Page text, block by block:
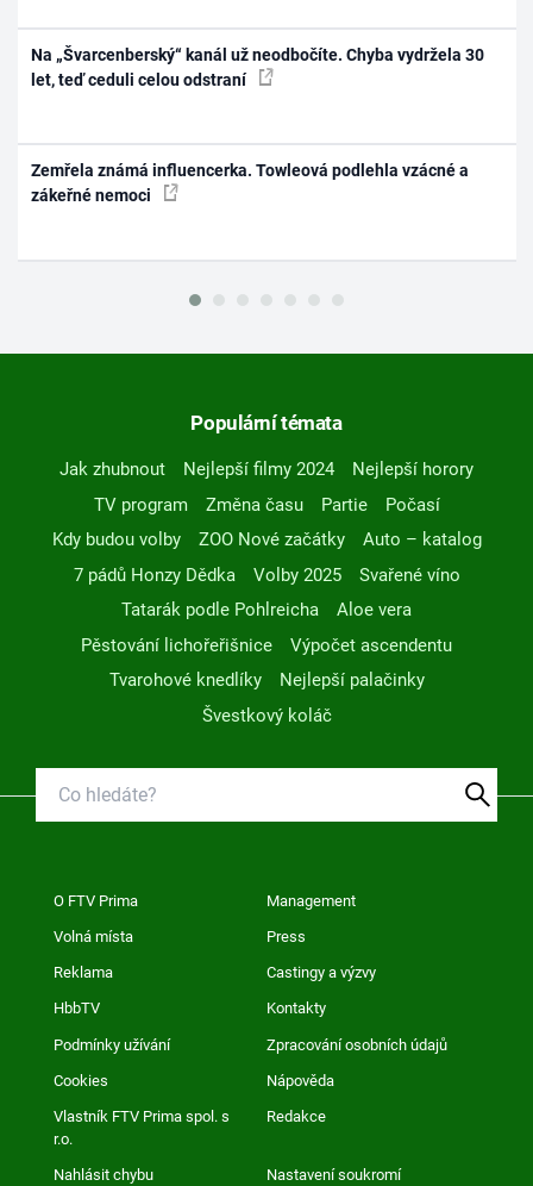
Na „Švarcenberský“ kanál už neodbočíte. Chyba vydržela 30
let, teď ceduli celou odstraní
Zemřela známá influencerka. Towleová podlehla vzácné a
zákeřné nemoci
Populární témata
Jak zhubnout Nejlepší filmy 2024
Nejlepší horory
TV program
Změna času Partie
Počasí
Kdy budou volby
ZOO Nové začátky
Auto – katalog
7 pádů Honzy Dědka
Volby 2025
Svařené víno
Tatarák podle Pohlreicha
Aloe vera
Pěstování lichořeřišnice
Výpočet ascendentu
Tvarohové knedlíky
Nejlepší palačinky
Švestkový koláč
O FTV Prima Management
Volná místa Press
Reklama Castingy a výzvy
HbbTV Kontakty
Podmínky užívání Zpracování osobních údajů
Cookies Nápověda
Vlastník FTV Prima spol. s
r.o.
Redakce
Nahlásit chybu Nastavení soukromí